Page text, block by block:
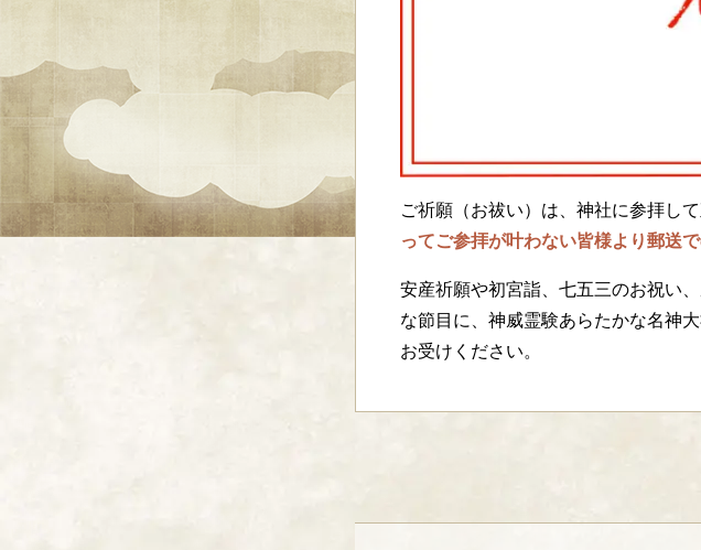
ご祈願（お祓い）は、神社に参拝し
ってご参拝が叶わない皆様より郵送
安産祈願や初宮詣、七五三のお祝い
な節目に、神威霊験あらたかな名神
お受けください。